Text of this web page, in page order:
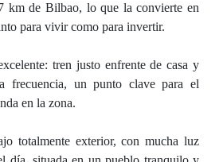
km de Bilbao, lo que la convierte en
para vivir como para invertir.
tren justo enfrente de casa y
frecuencia, un punto clave para el
en la zona.
totalmente exterior, con mucha luz